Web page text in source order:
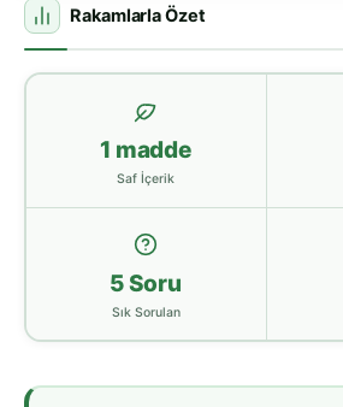
Rakamlarla Özet
1 madde
Saf İçerik
5 Soru
Sık Sorulan